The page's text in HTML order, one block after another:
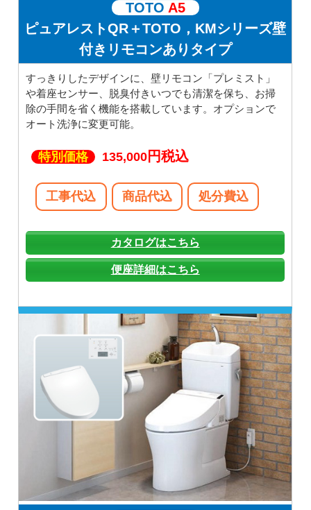
TOTO A5
ピュアレストQR＋TOTO，KMシリーズ壁
付きリモコンありタイプ
すっきりしたデザインに、壁リモコン「プレミスト」
や着座センサー、脱臭付きいつでも清潔を保ち、お掃
除の手間を省く機能を搭載しています。オプションで
オート洗浄に変更可能。
特別価格 135,000 円税込
工事代込 商品代込 処分費込
カタログはこちら
便座詳細はこちら